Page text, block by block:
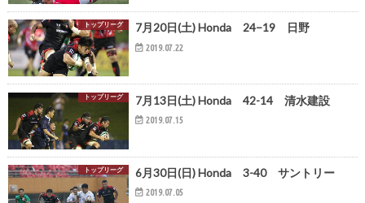
トップリーグ 7月20日(土) Honda 24−19 日野
2019.07.22
トップリーグ 7月13日(土) Honda 42-14 清水建設
2019.07.15
トップリーグ 6月30日(日) Honda 3-40 サントリー
2019.07.05